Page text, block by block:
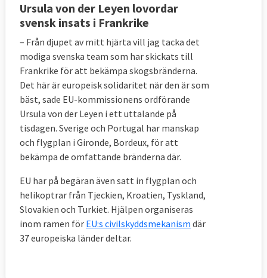
Ursula von der Leyen lovordar
svensk insats i Frankrike
– Från djupet av mitt hjärta vill jag tacka det
modiga svenska team som har skickats till
Frankrike för att bekämpa skogsbränderna.
Det här är europeisk solidaritet när den är som
bäst, sade EU-kommissionens ordförande
Ursula von der Leyen i ett uttalande på
tisdagen. Sverige och Portugal har manskap
och flygplan i Gironde, Bordeux, för att
bekämpa de omfattande bränderna där.
EU har på begäran även satt in flygplan och
helikoptrar från Tjeckien, Kroatien, Tyskland,
Slovakien och Turkiet. Hjälpen organiseras
inom ramen för EU:s civilskyddsmekanism där
37 europeiska länder deltar.